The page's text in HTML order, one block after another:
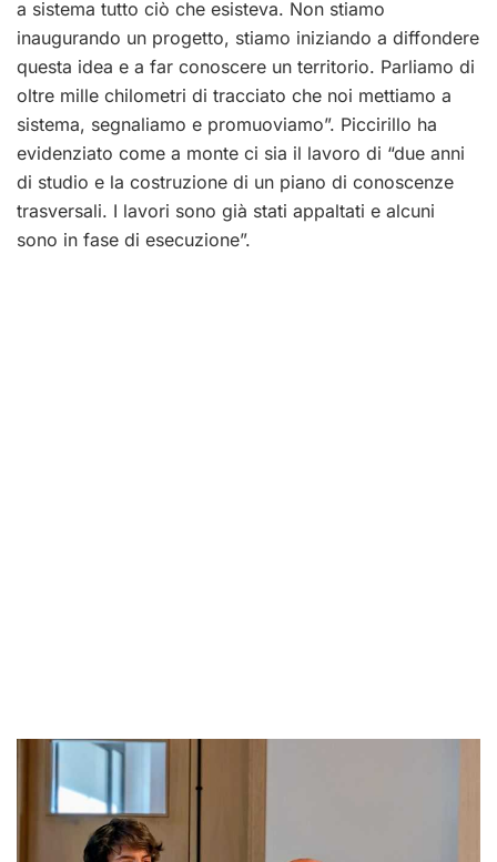
a sistema tutto ciò che esisteva. Non stiamo
inaugurando un progetto, stiamo iniziando a diffondere
questa idea e a far conoscere un territorio. Parliamo di
oltre mille chilometri di tracciato che noi mettiamo a
sistema, segnaliamo e promuoviamo”. Piccirillo ha
evidenziato come a monte ci sia il lavoro di “due anni
di studio e la costruzione di un piano di conoscenze
trasversali. I lavori sono già stati appaltati e alcuni
sono in fase di esecuzione”.